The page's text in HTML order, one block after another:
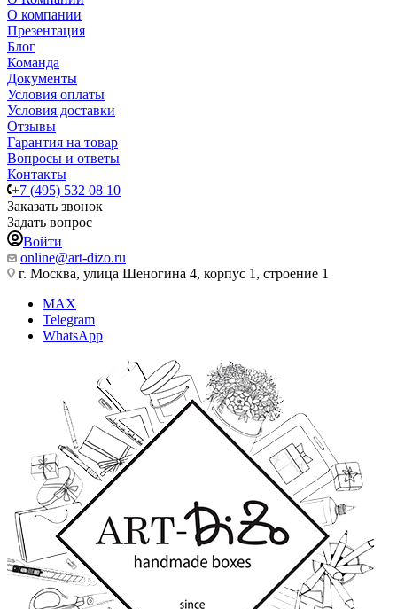
О компании
Презентация
Блог
Команда
Документы
Условия оплаты
Условия доставки
Отзывы
Гарантия на товар
Вопросы и ответы
Контакты
+7 (495) 532 08 10
Заказать звонок
Задать вопрос
Войти
online@art-dizo.ru
г. Москва, улица Шеногина 4, корпус 1, строение 1
MAX
Telegram
WhatsApp